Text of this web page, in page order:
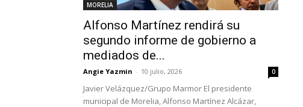
MORELIA
Alfonso Martínez rendirá su
segundo informe de gobierno a
mediados de...
Angie Yazmin - 10 julio, 2026 0
Javier Velázquez/Grupo Marmor El presidente
municipal de Morelia, Alfonso Martínez Alcázar,